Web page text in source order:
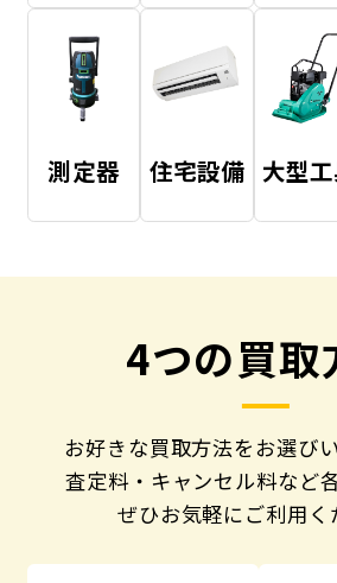
測定器 住宅設備 大型
4つの買取
お好きな買取方法をお選び
査定料・キャンセル料など
ぜひお気軽にご利用く